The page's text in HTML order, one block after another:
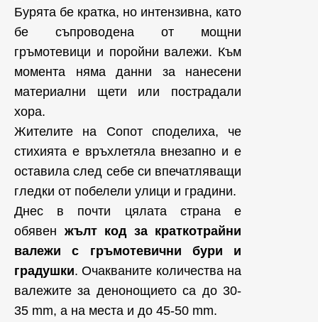
Бурята бе кратка, но интензивна, като
бе съпроводена от мощни
гръмотевици и поройни валежи. Към
момента няма данни за нанесени
материални щети или пострадали
хора.
Жителите на Сопот споделиха, че
стихията е връхлетяла внезапно и е
оставила след себе си впечатляващи
гледки от побелели улици и градини.
Днес в почти цялата страна е
обявен жълт код за краткотрайни
валежи с гръмотевични бури и
градушки. Очакваните количества на
валежите за денонощието са до 30-
35 mm, а на места и до 45-50 mm.